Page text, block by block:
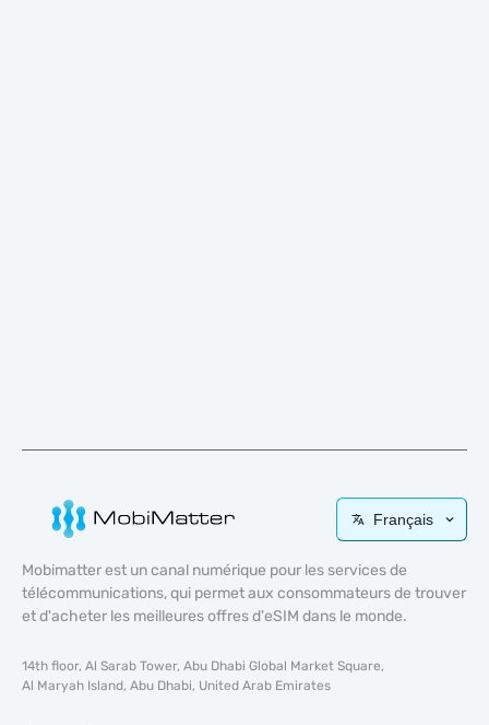
Français
Mobimatter est un canal numérique pour les services de
télécommunications, qui permet aux consommateurs de trouver
et d'acheter les meilleures offres d'eSIM dans le monde.
14th floor, Al Sarab Tower, Abu Dhabi Global Market Square,
Al Maryah Island, Abu Dhabi, United Arab Emirates